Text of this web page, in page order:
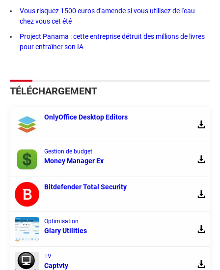
Vous risquez 1500 euros d'amende si vous utilisez de l'eau
chez vous cet été
Project Panama : cette entreprise détruit des millions de livres
pour entraîner son IA
TÉLÉCHARGEMENT
OnlyOffice Desktop Editors
Gestion de budget
Money Manager Ex
Bitdefender Total Security
Optimisation
Glary Utilities
TV
Captvty